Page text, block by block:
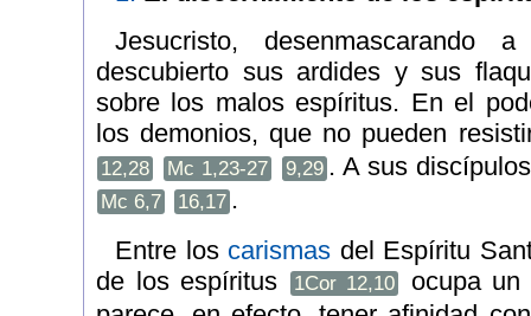
Jesucristo, desenmascarando
descubierto sus ardides y sus
sobre los malos espíritus. En el
los demonios, que no pueden
12,28 Mc 1,23-27 9,29 . A sus
Mc 6,7 16,17 .
Entre los carismas del Espíritu
de los espíritus
1Cor 12,10
ocupa un